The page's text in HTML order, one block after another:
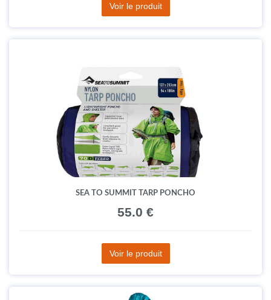
Voir le produit
SEA TO SUMMIT TARP PONCHO
55.0 €
Voir le produit